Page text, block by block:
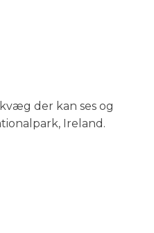
der kan ses og
Ireland.​